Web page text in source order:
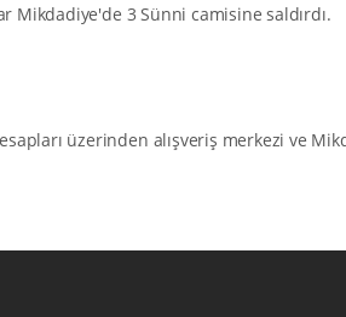
Mikdadiye'de 3 Sünni camisine saldırdı.
üzerinden alışveriş merkezi ve